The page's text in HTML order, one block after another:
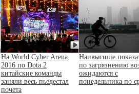
На World Cyber Arena
2016 по Dota 2
китайские команды
заняли весь пьедестал
почета
Наивысшие
по загрязнению
ожидаются с
понедельника по